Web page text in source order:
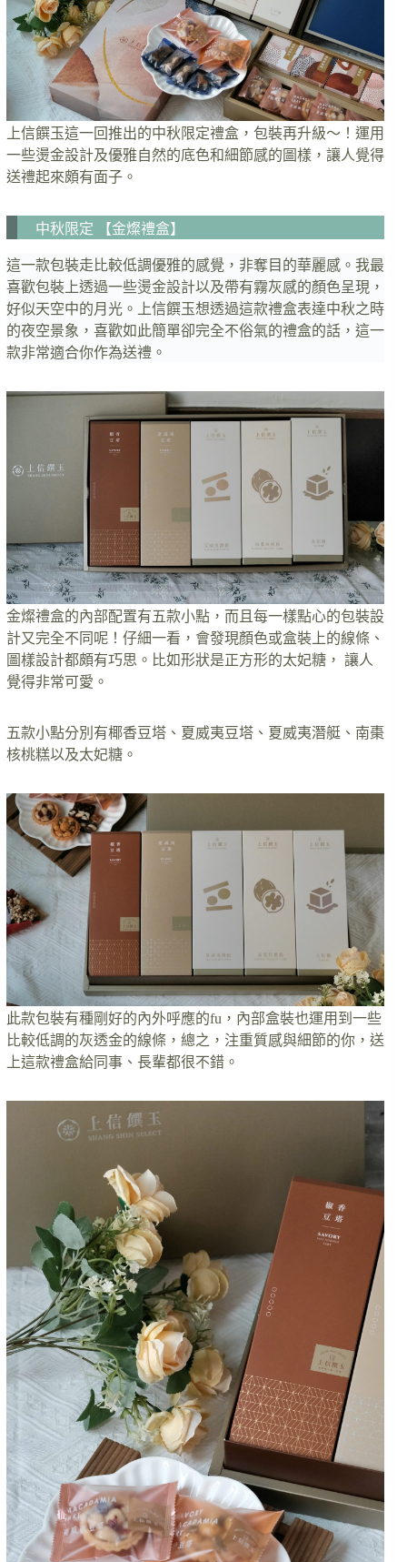
上信饌玉這一回推出的中秋限定禮盒，包裝再升級～！運用
一些燙金設計及優雅自然的底色和細節感的圖樣，讓人覺得
送禮起來頗有面子。
中秋限定 【金燦禮盒】
這一款包裝走比較低調優雅的感覺，非奪目的華麗感。我最
喜歡包裝上透過一些燙金設計以及帶有霧灰感的顏色呈現，
好似天空中的月光。上信饌玉想透過這款禮盒表達中秋之時
的夜空景象，喜歡如此簡單卻完全不俗氣的禮盒的話，這一
款非常適合你作為送禮。
金燦禮盒的內部配置有五款小點，而且每一樣點心的包裝設
計又完全不同呢！仔細一看，會發現顏色或盒裝上的線條、
圖樣設計都頗有巧思。比如形狀是正方形的太妃糖， 讓人
覺得非常可愛。
五款小點分別有椰香豆塔、夏威夷豆塔、夏威夷潛艇、南棗
核桃糕以及太妃糖。
此款包裝有種剛好的內外呼應的fu，內部盒裝也運用到一些
比較低調的灰透金的線條，總之，注重質感與細節的你，送
上這款禮盒給同事、長輩都很不錯。